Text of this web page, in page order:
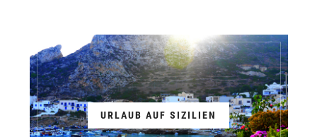
URLAUB AUF SIZILIEN